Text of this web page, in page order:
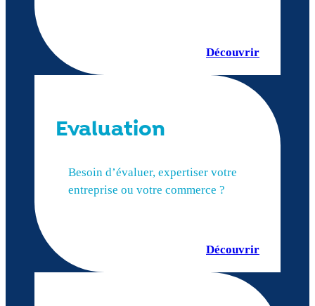
Découvrir
Evaluation
Besoin d’évaluer, expertiser votre
entreprise ou votre commerce ?
Découvrir